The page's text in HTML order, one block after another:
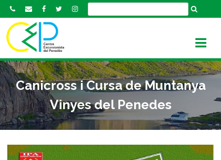
k
o
c
o
n
t
e
Canicross i Cursa de Muntanya
Vinyes del Penedes